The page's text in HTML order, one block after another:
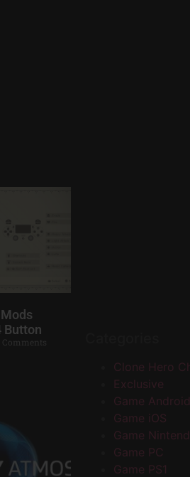
Button
Comments
Clone Hero
Exclusive
Game Android
Game iOS
Game
Game PC
Game PS1